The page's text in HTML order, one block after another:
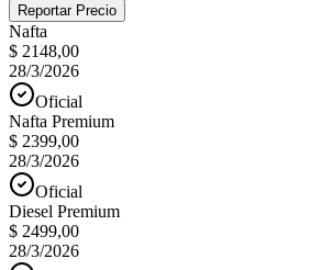
Reportar Precio
Nafta
$ 2148,00
28/3/2026
Oficial
Nafta Premium
$ 2399,00
28/3/2026
Oficial
Diesel Premium
$ 2499,00
28/3/2026